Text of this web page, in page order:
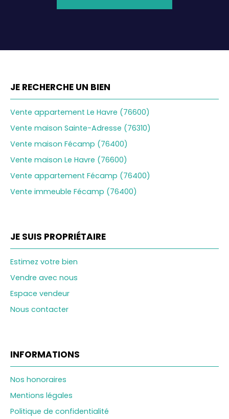
JE RECHERCHE UN BIEN
Vente appartement Le Havre (76600)
Vente maison Sainte-Adresse (76310)
Vente maison Fécamp (76400)
Vente maison Le Havre (76600)
Vente appartement Fécamp (76400)
Vente immeuble Fécamp (76400)
JE SUIS PROPRIÉTAIRE
Estimez votre bien
Vendre avec nous
Espace vendeur
Nous contacter
INFORMATIONS
Nos honoraires
Mentions légales
Politique de confidentialité